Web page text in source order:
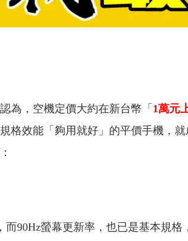
為，空機定價大約在新台幣「 1萬元
格效能「夠用就好」的平價手機，
螢幕更新率，也已是基本規格